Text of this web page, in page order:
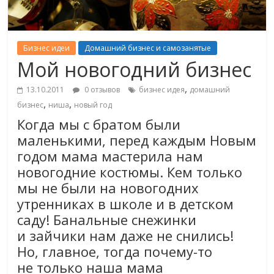
Бизнес идеи Домашний бизнес и самозанятые
Мой новогодний бизнес
13.10.2011 0 отзывов бизнес идея, домашний
бизнес, ниша, новый год
Когда мы с братом были
маленькими, перед каждым Новым
годом мама мастерила нам
новогодние костюмы. Кем только
мы не были на новогодних
утренниках в школе и в детском
саду! Банальные снежинки
и зайчики нам даже не снились!
Но, главное, тогда почему-то
не только наша мама